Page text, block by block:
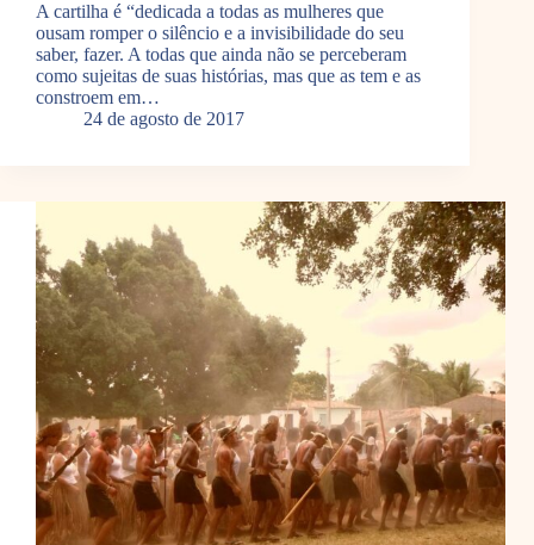
A cartilha é “dedicada a todas as mulheres que
ousam romper o silêncio e a invisibilidade do seu
saber, fazer. A todas que ainda não se perceberam
como sujeitas de suas histórias, mas que as tem e as
constroem em…
24 de agosto de 2017